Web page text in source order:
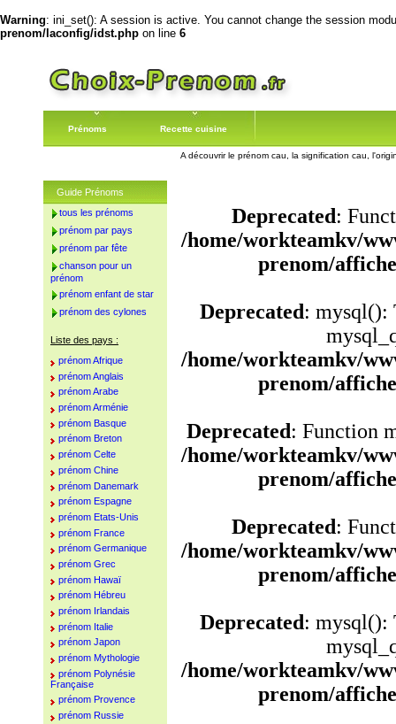
Warning: ini_set(): A session is active. You cannot change the session
prenom/laconfig/idst.php on line 6
Prénoms Recette cuisine
A découvrir le prénom cau, la signification cau,
Deprecated:
/home/workteamkv/
prenom/
Deprecated: mysql():
/home/workteamkv/
prenom/
Deprecated: Function
/home/workteamkv/
prenom/
Deprecated:
/home/workteamkv/
prenom/
Deprecated: mysql():
/home/workteamkv/
prenom/
Guide Prénoms
tous les prénoms
prénom par pays
prénom par fête
chanson pour un
prénom
prénom enfant de star
prénom des cylones
Liste des pays :
prénom Afrique
prénom Anglais
prénom Arabe
prénom Arménie
prénom Basque
prénom Breton
prénom Celte
prénom Chine
prénom Danemark
prénom Espagne
prénom Etats-Unis
prénom France
prénom Germanique
prénom Grec
prénom Hawaï
prénom Hébreu
prénom Irlandais
prénom Italie
prénom Japon
prénom Mythologie
prénom Polynésie
Française
prénom Provence
prénom Russie